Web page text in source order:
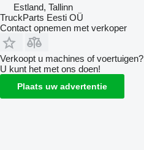
Estland, Tallinn
TruckParts Eesti OÜ
Contact opnemen met verkoper
Verkoopt u machines of voertuigen?
U kunt het met ons doen!
Plaats uw advertentie